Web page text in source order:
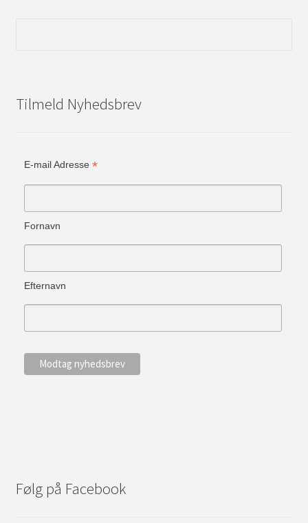
Tilmeld Nyhedsbrev
E-mail Adresse *
Fornavn
Efternavn
Følg på Facebook